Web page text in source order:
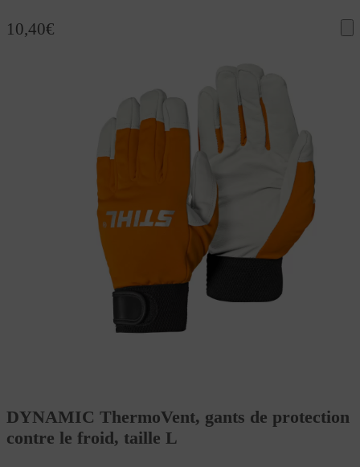
10,40€
DYNAMIC ThermoVent, gants de protection
contre le froid, taille L